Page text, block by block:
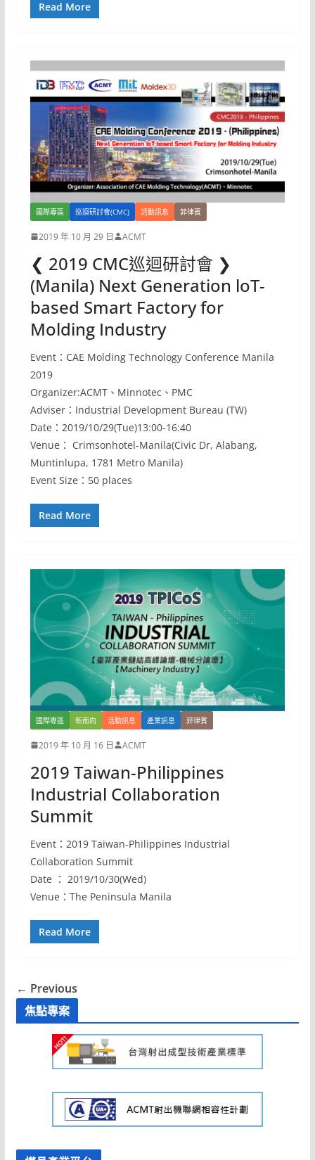
Read More
國際專區 巡迴研討會(CMC) 活動訊息 菲律賓
2019 年 10 月 29 日 ACMT
❮ 2019 CMC巡迴研討會 ❯
(Manila) Next Generation loT-
based Smart Factory for
Molding Industry
Event：CAE Molding Technology Conference Manila
2019
Organizer:ACMT、Minnotec、PMC
Adviser：Industrial Development Bureau (TW)
Date：2019/10/29(Tue)13:00-16:40
Venue： Crimsonhotel-Manila(Civic Dr, Alabang,
Muntinlupa, 1781 Metro Manila)
Event Size：50 places
Read More
國際專區 新南向 活動訊息 產業訊息 菲律賓
2019 年 10 月 16 日 ACMT
2019 Taiwan-Philippines
Industrial Collaboration
Summit
Event：2019 Taiwan-Philippines Industrial
Collaboration Summit
Date ： 2019/10/30(Wed)
Venue：The Peninsula Manila
Read More
← Previous
焦點專案